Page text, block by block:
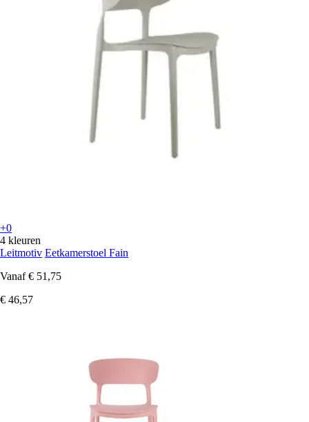
+0
4 kleuren
Leitmotiv Eetkamerstoel Fain
Vanaf € 51,75
€ 46,57